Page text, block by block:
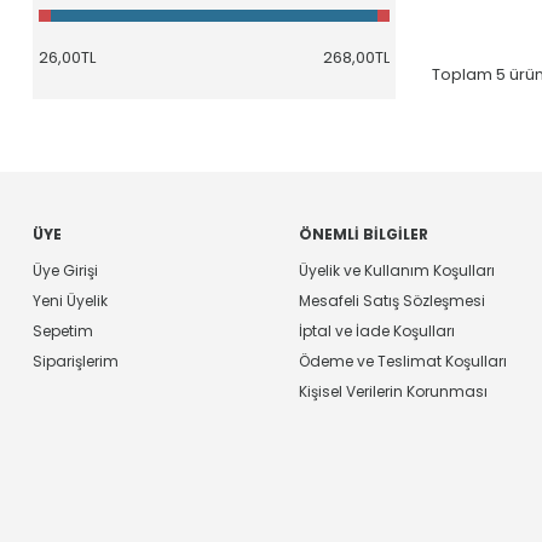
Modüler / Ethernet Konnektör - Kablolama Blokları Aksesuarlar
Blade Tipi Güç Konnektörü - Assemblies (22)
Card Edge Konnektörler - Housing (19)
Card Edge Konnektörler - Adaptörler (16)
Hafıza - Smart Card Konnektör - PC Card Soketler
Toplam 5
ÜYE
Üye Girişi
Yeni Üyelik
Sepetim
Siparişlerim
ÖNEMLI BILGILER
Üyelik ve Kullanım Koşulları
Mesafeli Satış Sözleşmesi
İptal ve İade Koşulları
Ödeme ve Teslimat Koşulları
Kişisel Verilerin Korunması